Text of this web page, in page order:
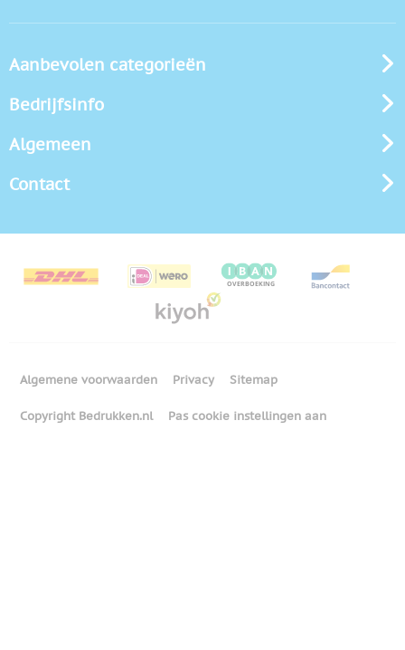
Aanbevolen categorieën
Bedrijfsinfo
Algemeen
Contact
Algemene voorwaarden Privacy Sitemap
Copyright Bedrukken.nl Pas cookie instellingen aan